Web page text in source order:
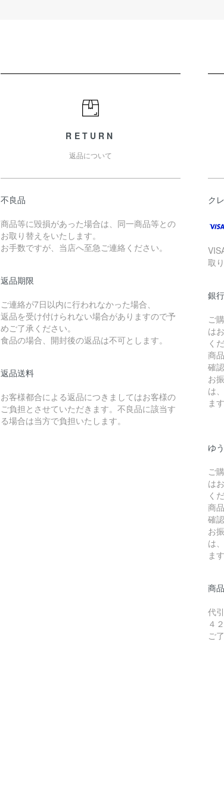
RETURN
返品について
不良品
商品等に毀損があった場合は、同一商品等との
お取り替えをいたします。
お手数ですが、当店へ至急ご連絡ください。
返品期限
ご連絡が7日以内に行われなかった場合、
返品を受け付けられない場合がありますので予
めご了承ください。
食品の場合、開封後の返品は不可とします。
返品送料
お客様都合による返品につきましてはお客様の
ご負担とさせていただきます。不良品に該当す
る場合は当方で負担いたします。
ク
取
銀
ご
は
く
商
確
お
は
ま
ゆ
ご
は
く
商
確
お
は
ま
商
代
４
ご